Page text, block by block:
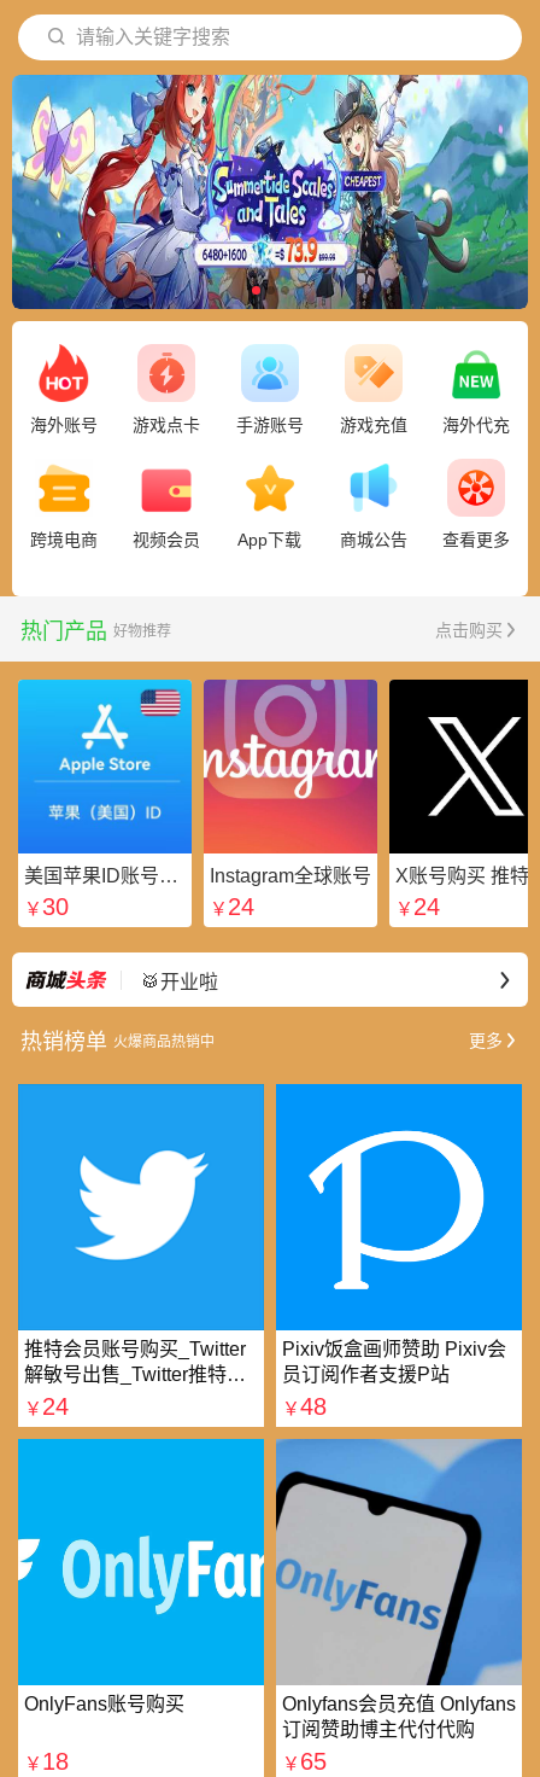
请输入关键字搜索
海外账号 游戏点卡 手游账号 游戏充值 海外代充
跨境电商 视频会员 App下载 商城公告 查看更多
热门产品 好物推荐 点击购买
美国苹果ID账号_美区Apple ID账号_外国苹果ID账号购买批发平台
￥ 30
Instagram全球账号
￥ 24
￥ 24
最新 ⭐好礼不断
🥁开业啦
热销榜单 火爆商品热销中 更多
推特会员账号购买_Twitter
解敏号出售_Twitter推特账
号购买批发平台
￥ 24
Pixiv饭盒画师赞助 Pixiv会
员订阅作者支援P站
￥48
OnlyFans账号购买
￥ 18
Onlyfans会员充值 Onlyfans
订阅赞助博主代付代购
￥ 65